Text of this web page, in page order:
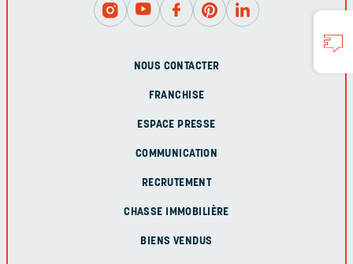
NOUS CONTACTER
FRANCHISE
ESPACE PRESSE
COMMUNICATION
RECRUTEMENT
CHASSE IMMOBILIÈRE
BIENS VENDUS